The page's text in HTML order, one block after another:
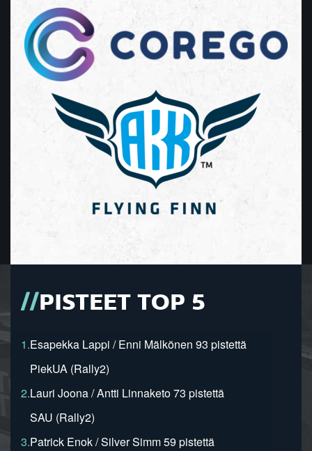
PISTEET TOP 5
1.Esapekka Lappi / Enni Mälkönen 93 pistettä
PiekUA (Rally2)
2.Lauri Joona / Antti Linnaketo 73 pistettä
SAU (Rally2)
3.Patrick Enok / Silver Simm 59 pistettä